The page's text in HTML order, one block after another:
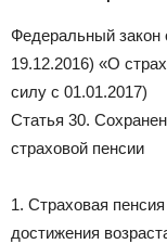
Федеральный закон
19.12.2016) «О
силу с 01.01.2017)
Статья 30.
страховой пенсии
1. Страховая
достижения